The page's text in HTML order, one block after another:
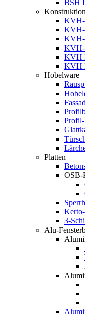
BSH
KVH-
KVH-
KVH-
KVH-
KVH
KVH
Hobelware
Profil-
Platten
OSB-
3-
Alu-